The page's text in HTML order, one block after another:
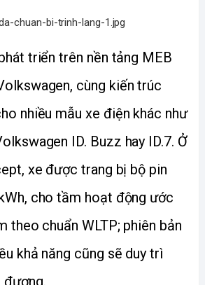
triển trên nền tảng MEB
cùng kiến trúc
nhiều mẫu xe điện khác như
ID. Buzz hay ID.7. Ở
xe được trang bị bộ pin
cho tầm hoạt động ước
theo chuẩn WLTP; phiên bản
khả năng cũng sẽ duy trì